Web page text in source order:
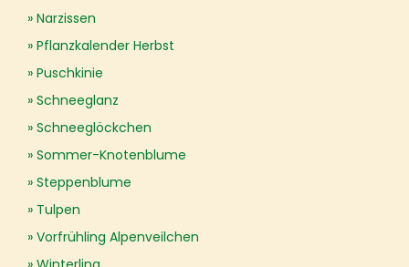
Narzissen
Pflanzkalender Herbst
Puschkinie
Schneeglanz
Schneeglöckchen
Sommer-Knotenblume
Steppenblume
Tulpen
Vorfrühling Alpenveilchen